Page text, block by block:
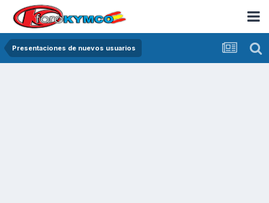
Presentaciones de nuevos usuarios